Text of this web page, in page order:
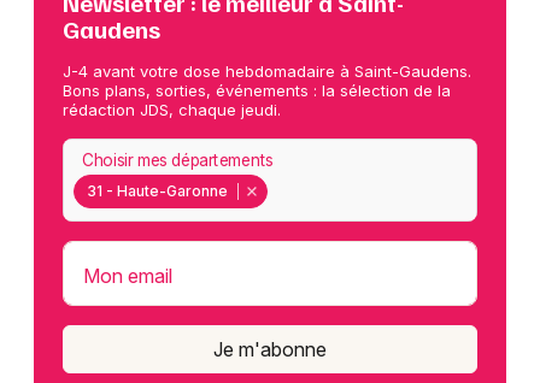
Gaudens
J-4 avant votre dose hebdomadaire à Saint-Gaudens.
Bons plans, sorties, événements : la sélection de la
rédaction JDS, chaque jeudi.
31 - Haute-Garonne
Choisir mes départements
Mon email
Je m'abonne